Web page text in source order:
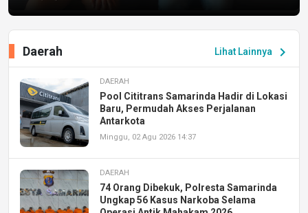
Lihat Lainnya chevron_right
Daerah
DAERAH
Pool Cititrans Samarinda Hadir di Lokasi
Baru, Permudah Akses Perjalanan
Antarkota
Minggu, 02 Agu 2026 14:37
DAERAH
74 Orang Dibekuk, Polresta Samarinda
Ungkap 56 Kasus Narkoba Selama